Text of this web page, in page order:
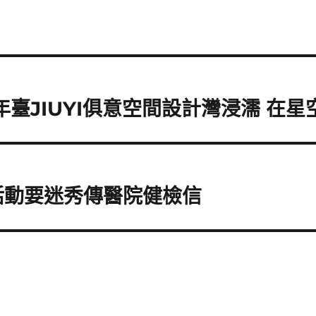
臺JIUYI俱意空間設計灣浸濡 在星
要迷秀傳醫院健檢信